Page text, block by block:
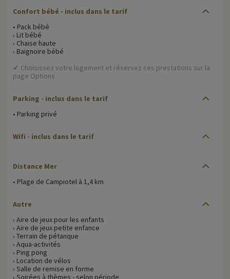
Confort bébé - inclus dans le tarif
• Pack bébé
› Lit bébé
› Chaise haute
› Baignoire bébé
✔ Choisissez votre logement et réservez ces prestations sur la
page Options
Parking - inclus dans le tarif
• Parking privé
Wifi - inclus dans le tarif
Distance Mer
• Plage de Campiotel à 1,4 km
Autre
› Aire de jeux pour les enfants
› Aire de jeux petite enfance
› Terrain de pétanque
› Aqua-activités
› Ping pong
› Location de vélos
› Salle de remise en forme
› Soirées à thèmes - selon période